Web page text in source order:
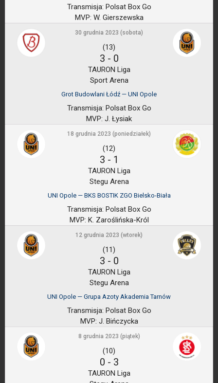
Transmisja: Polsat Box Go
MVP: W. Gierszewska
30 grudnia 2023 (sobota)
(13)
3 - 0
TAURON Liga
Sport Arena
Grot Budowlani Łódź — UNI Opole
Transmisja: Polsat Box Go
MVP: J. Łysiak
18 grudnia 2023 (poniedziałek)
(12)
3 - 1
TAURON Liga
Stegu Arena
UNI Opole — BKS BOSTIK ZGO Bielsko-Biała
Transmisja: Polsat Box Go
MVP: K. Zaroślińska-Król
12 grudnia 2023 (wtorek)
(11)
3 - 0
TAURON Liga
Stegu Arena
UNI Opole — Grupa Azoty Akademia Tarnów
Transmisja: Polsat Box Go
MVP: J. Bińczycka
8 grudnia 2023 (piątek)
(10)
0 - 3
TAURON Liga